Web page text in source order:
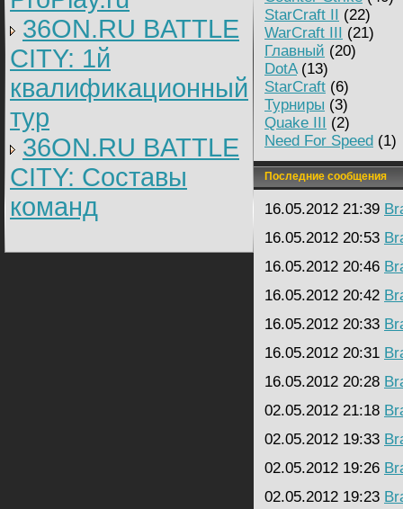
36ON.RU BATTLE
CITY: 1й
квалификационный
тур
36ON.RU BATTLE
CITY: Составы
команд
StarCraft II (22)
WarCraft III (21)
Главный (20)
DotA(13)
StarCraft (6)
Турниры (3)
Quake III (2)
Need For Speed (1)
Последние сообщения
16.05.2012 21:39
16.05.2012 20:53
16.05.2012 20:46
16.05.2012 20:42
16.05.2012 20:33
16.05.2012 20:31
16.05.2012 20:28
02.05.2012 21:18
02.05.2012 19:33
02.05.2012 19:26
02.05.2012 19:23